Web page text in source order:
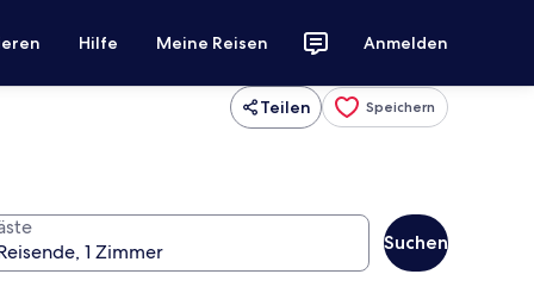
Hilfe Meine Reisen Anmelden
Teilen Speichern
Suchen